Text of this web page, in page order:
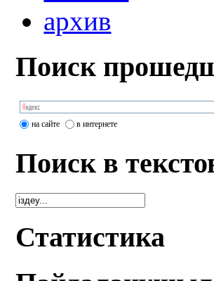
архив
Поиск
на сайте в интернете
Поиск в
Статистика